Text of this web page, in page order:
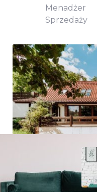
Menadżer
Sprzedaży